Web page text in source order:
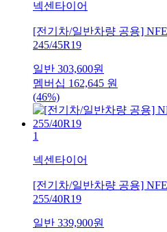
넥센타이어
[전기차/일반차량 공용]
245/45R19
일반 303,600원
멤버십 162,645 원
(46%)
1
넥센타이어
[전기차/일반차량 공용]
255/40R19
일반 339,900원